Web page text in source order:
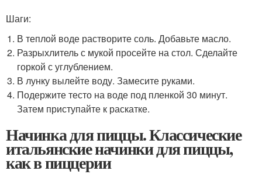
Шаги:
В теплой воде растворите соль. Добавьте масло.
Разрыхлитель с мукой просейте на стол. Сделайте
горкой с углублением.
В лунку вылейте воду. Замесите руками.
Подержите тесто на воде под пленкой 30 минут.
Затем приступайте к раскатке.
Начинка для пиццы. Классические
итальянские начинки для пиццы,
как в пиццерии